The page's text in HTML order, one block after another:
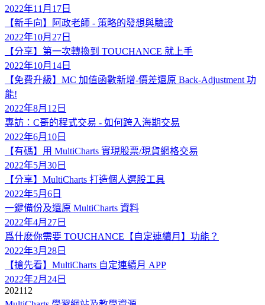
2022年11月17日
【新手向】阿政老師 - 策略的發想與驗證
2022年10月27日
【分享】第一次轉換到 TOUCHANCE 就上手
2022年10月14日
【免費升級】MC 加值函數新增-價差還原 Back-Adjustment 功
能!
2022年8月12日
專訪：C哥的程式交易 - 如何跨入海期交易
2022年6月10日
【有碼】用 MultiCharts 實現股票/現貨網格交易
2022年5月30日
【分享】MultiCharts 打造個人選股工具
2022年5月6日
一鍵備份及還原 MultiCharts 資料
2022年4月27日
爲什麽你需要 TOUCHANCE【自定連續月】功能？
2022年3月28日
【搶先看】MultiCharts 自定連續月 APP
2022年2月24日
202112